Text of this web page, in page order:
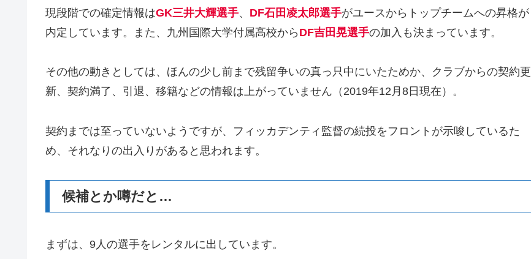
現段階での確定情報はGK三井大輝選手、 DF石田凌太郎選手がユースからトップチームへの昇格が
内定しています。また、九州国際大学付属高校から DF吉田晃選手の加入も決まっています。
その他の動きとしては、ほんの少し前まで残留争いの真っ只中にいたためか、クラブからの契約更
新、契約満了、引退、移籍などの情報は上がっていません（2019年12月8日現在）。
契約までは至っていないようですが、フィッカデンティ監督の続投をフロントが示唆しているた
め、それなりの出入りがあると思われます。
候補とか噂だと…
まずは、9人の選手をレンタルに出しています。